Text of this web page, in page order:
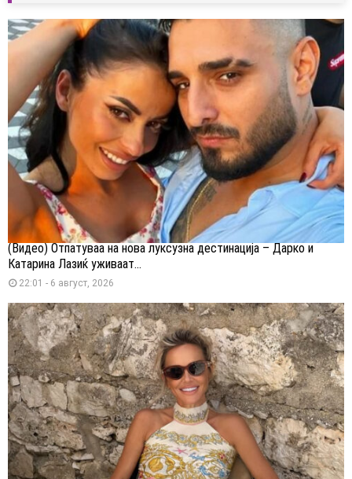
(Видео) Отпатуваа на нова луксузна дестинација – Дарко и
Катарина Лазиќ уживаат...
22:01 - 6 август, 2026